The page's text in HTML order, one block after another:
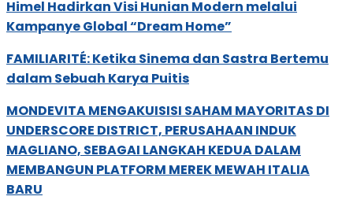
Himel Hadirkan Visi Hunian Modern melalui
Kampanye Global “Dream Home”
FAMILIARITÉ: Ketika Sinema dan Sastra Bertemu
dalam Sebuah Karya Puitis
MONDEVITA MENGAKUISISI SAHAM MAYORITAS DI
UNDERSCORE DISTRICT, PERUSAHAAN INDUK
MAGLIANO, SEBAGAI LANGKAH KEDUA DALAM
MEMBANGUN PLATFORM MEREK MEWAH ITALIA
BARU